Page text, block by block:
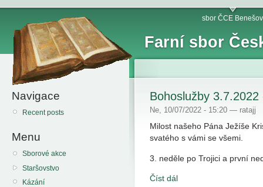
Farní sbor
sbor ČCE Benešov
Navigace
Recent posts
Menu
Sborové akce
Staršovstvo
Kázání
Bohoslužby
Ne, 10/07/2022 - 15:20 — ratajj
Milost našeho Pána Ježíše
svatého s vámi se všemi.
3. neděle po Trojici a první
Číst dál